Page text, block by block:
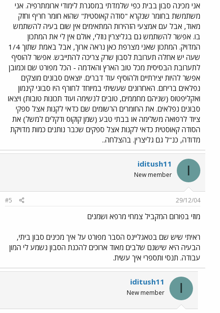
אני מכינה סבון בבית כפי שלמדתי במסגרת לימודי ארומתרפיה. אני
משתמשת בחומר שנקרא "סודה קאוסטית" שהוא חומר חריף וחזק
מאוד, אבל עם אמצעי הזהירות המתאימים אין שום בעיה להשתמש
בו. אפשר להשתמש גם בגליצרין נוזלי, אולם אין לי את המתכון
המדויק. המתכון שאני מצרפת כאן נראה ארוך, אבל באמת שתוך 1/4
שעה יש אחלה תערובת לסבון שרק צריכה להתייבש. אפשר להוסיף
לתערובת הבסיסית מכל טוב הארץ והאדמה - הכל מפורט שם וכמובן
אפשר להיות יצירתיים ולהוסיף עוד דברים. יוצאים סבונים מוצקים
נפלאים בריחם. האחרונים שעשיתי במיוחד לחורף היו סבוני קינמון
ואקליפטוס (שניהם מחממים, טובים לנשימה ועוד תכונות טובות) ויצאו
סבונים נפלאים. את החומרים הרשומים שם כדאי לקנות אצל ספקי
ציוד לרפואה משלימה או בבתי טבע (שמן קוקוס ודקלים למשל) את
הסודה קאוסטית כדאי לקנות אצל ספקים שכבר נותנים כמות מדויקת
מדודה, כנ"ל גם גליצרין. בהצלחה..
I
iditush11
New member
29/12/04
#5
מוזי בפורום המקביל צמחי מרפא ושמנים
ראיתי שיש שם בטאגליינס הסבר מפורט על איך מכינים סבון ביתי,
הבעיה היא שישנם שלבים מאוד ארוכים להכנת הסבון נשמע לי המון
עבודה. תנסי ותספרי איך עשית.
I
iditush11
New member